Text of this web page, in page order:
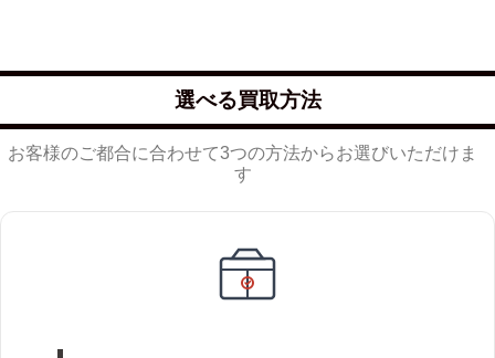
選べる買取方法
お客様のご都合に合わせて3つの方法からお選びいただけま
す